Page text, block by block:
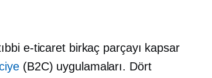
e-ticaret birkaç parçayı kapsar
(B2C) uygulamaları. Dört